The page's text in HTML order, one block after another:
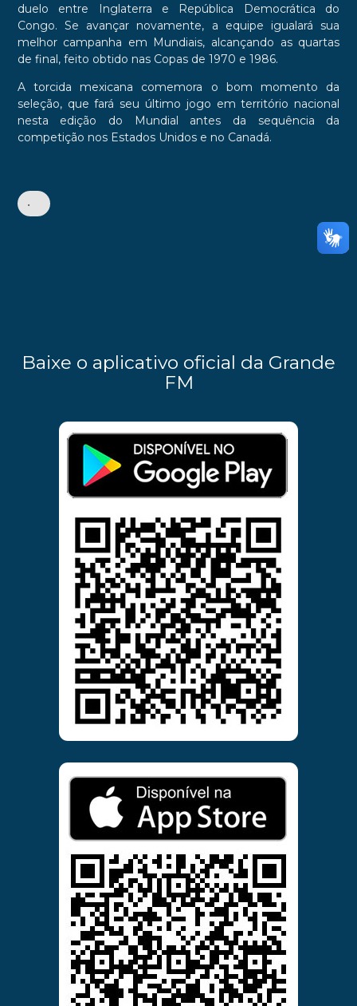
duelo entre Inglaterra e República Democrática do
Congo. Se avançar novamente, a equipe igualará sua
melhor campanha em Mundiais, alcançando as quartas
de final, feito obtido nas Copas de 1970 e 1986.
A torcida mexicana comemora o bom momento da
seleção, que fará seu último jogo em território nacional
nesta edição do Mundial antes da sequência da
competição nos Estados Unidos e no Canadá.
•
Baixe o aplicativo oficial da Grande
FM